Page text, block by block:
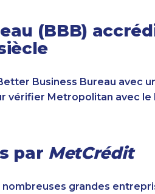
(BBB)
Business Bureau avec
vérifier Metropolitan avec le
par MetCrédit
grandes